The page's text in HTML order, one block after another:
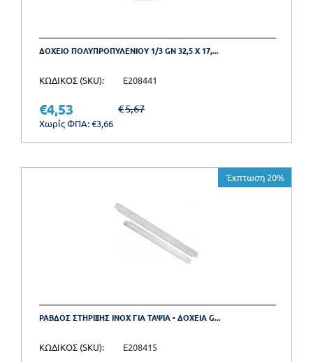
ΔΟΧΕΙΟ ΠΟΛΥΠΡΟΠΥΛΕΝΙΟΥ 1/3 GN 32,5 X 17,...
ΚΩΔΙΚΟΣ (SKU): E208441
€5,67
€4,53
Χωρίς ΦΠΑ:€3,66
Έκπτωση 20%
ΡΑΒΔΟΣ ΣΤΗΡΙΞΗΣ INOX ΓΙΑ ΤΑΨΙΑ - ΔΟΧΕΙΑ G...
ΚΩΔΙΚΟΣ (SKU): E208415